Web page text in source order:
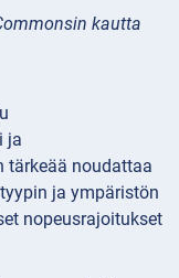
kautta
ja
tärkeää noudattaa
ja ympäristön
nopeusrajoitukset